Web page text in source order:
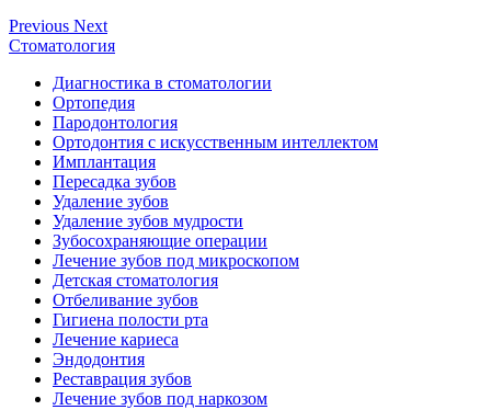
Previous Next
Стоматология
Диагностика в стоматологии
Ортопедия
Пародонтология
Ортодонтия с искусственным интеллектом
Имплантация
Пересадка зубов
Удаление зубов
Удаление зубов мудрости
Зубосохраняющие операции
Лечение зубов под микроскопом
Детская стоматология
Отбеливание зубов
Гигиена полости рта
Лечение кариеса
Эндодонтия
Реставрация зубов
Лечение зубов под наркозом